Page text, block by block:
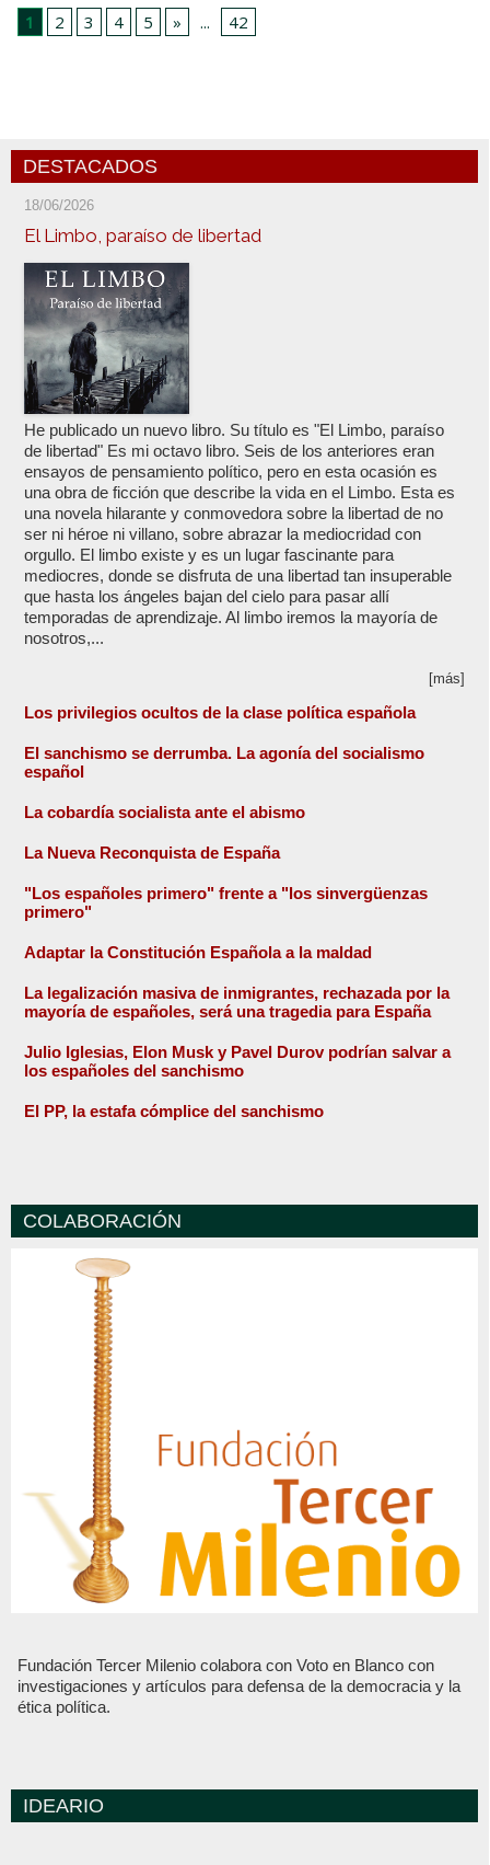
1
2 3 4 5 » ... 42
DESTACADOS
18/06/2026
El Limbo, paraíso de libertad
He publicado un nuevo libro. Su título es "El Limbo, paraíso
de libertad" Es mi octavo libro. Seis de los anteriores eran
ensayos de pensamiento político, pero en esta ocasión es
una obra de ficción que describe la vida en el Limbo. Esta es
una novela hilarante y conmovedora sobre la libertad de no
ser ni héroe ni villano, sobre abrazar la mediocridad con
orgullo. El limbo existe y es un lugar fascinante para
mediocres, donde se disfruta de una libertad tan insuperable
que hasta los ángeles bajan del cielo para pasar allí
temporadas de aprendizaje. Al limbo iremos la mayoría de
nosotros,...
[más]
Los privilegios ocultos de la clase política española
El sanchismo se derrumba. La agonía del socialismo
español
La cobardía socialista ante el abismo
La Nueva Reconquista de España
"Los españoles primero" frente a "los sinvergüenzas
primero"
Adaptar la Constitución Española a la maldad
La legalización masiva de inmigrantes, rechazada por la
mayoría de españoles, será una tragedia para España
Julio Iglesias, Elon Musk y Pavel Durov podrían salvar a
los españoles del sanchismo
El PP, la estafa cómplice del sanchismo
COLABORACIÓN
Fundación Tercer Milenio colabora con Voto en Blanco con
investigaciones y artículos para defensa de la democracia y la
ética política.
IDEARIO